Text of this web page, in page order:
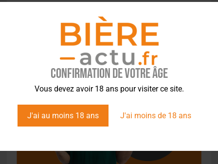
Confirmation de votre âge
Vous devez avoir 18 ans pour visiter ce site.
J'ai au moins 18 ans J'ai moins de 18 ans